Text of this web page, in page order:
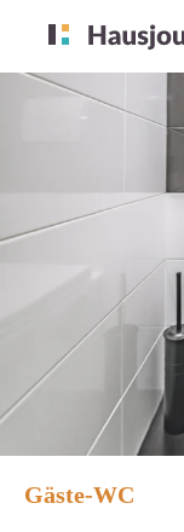
Gäste-WC